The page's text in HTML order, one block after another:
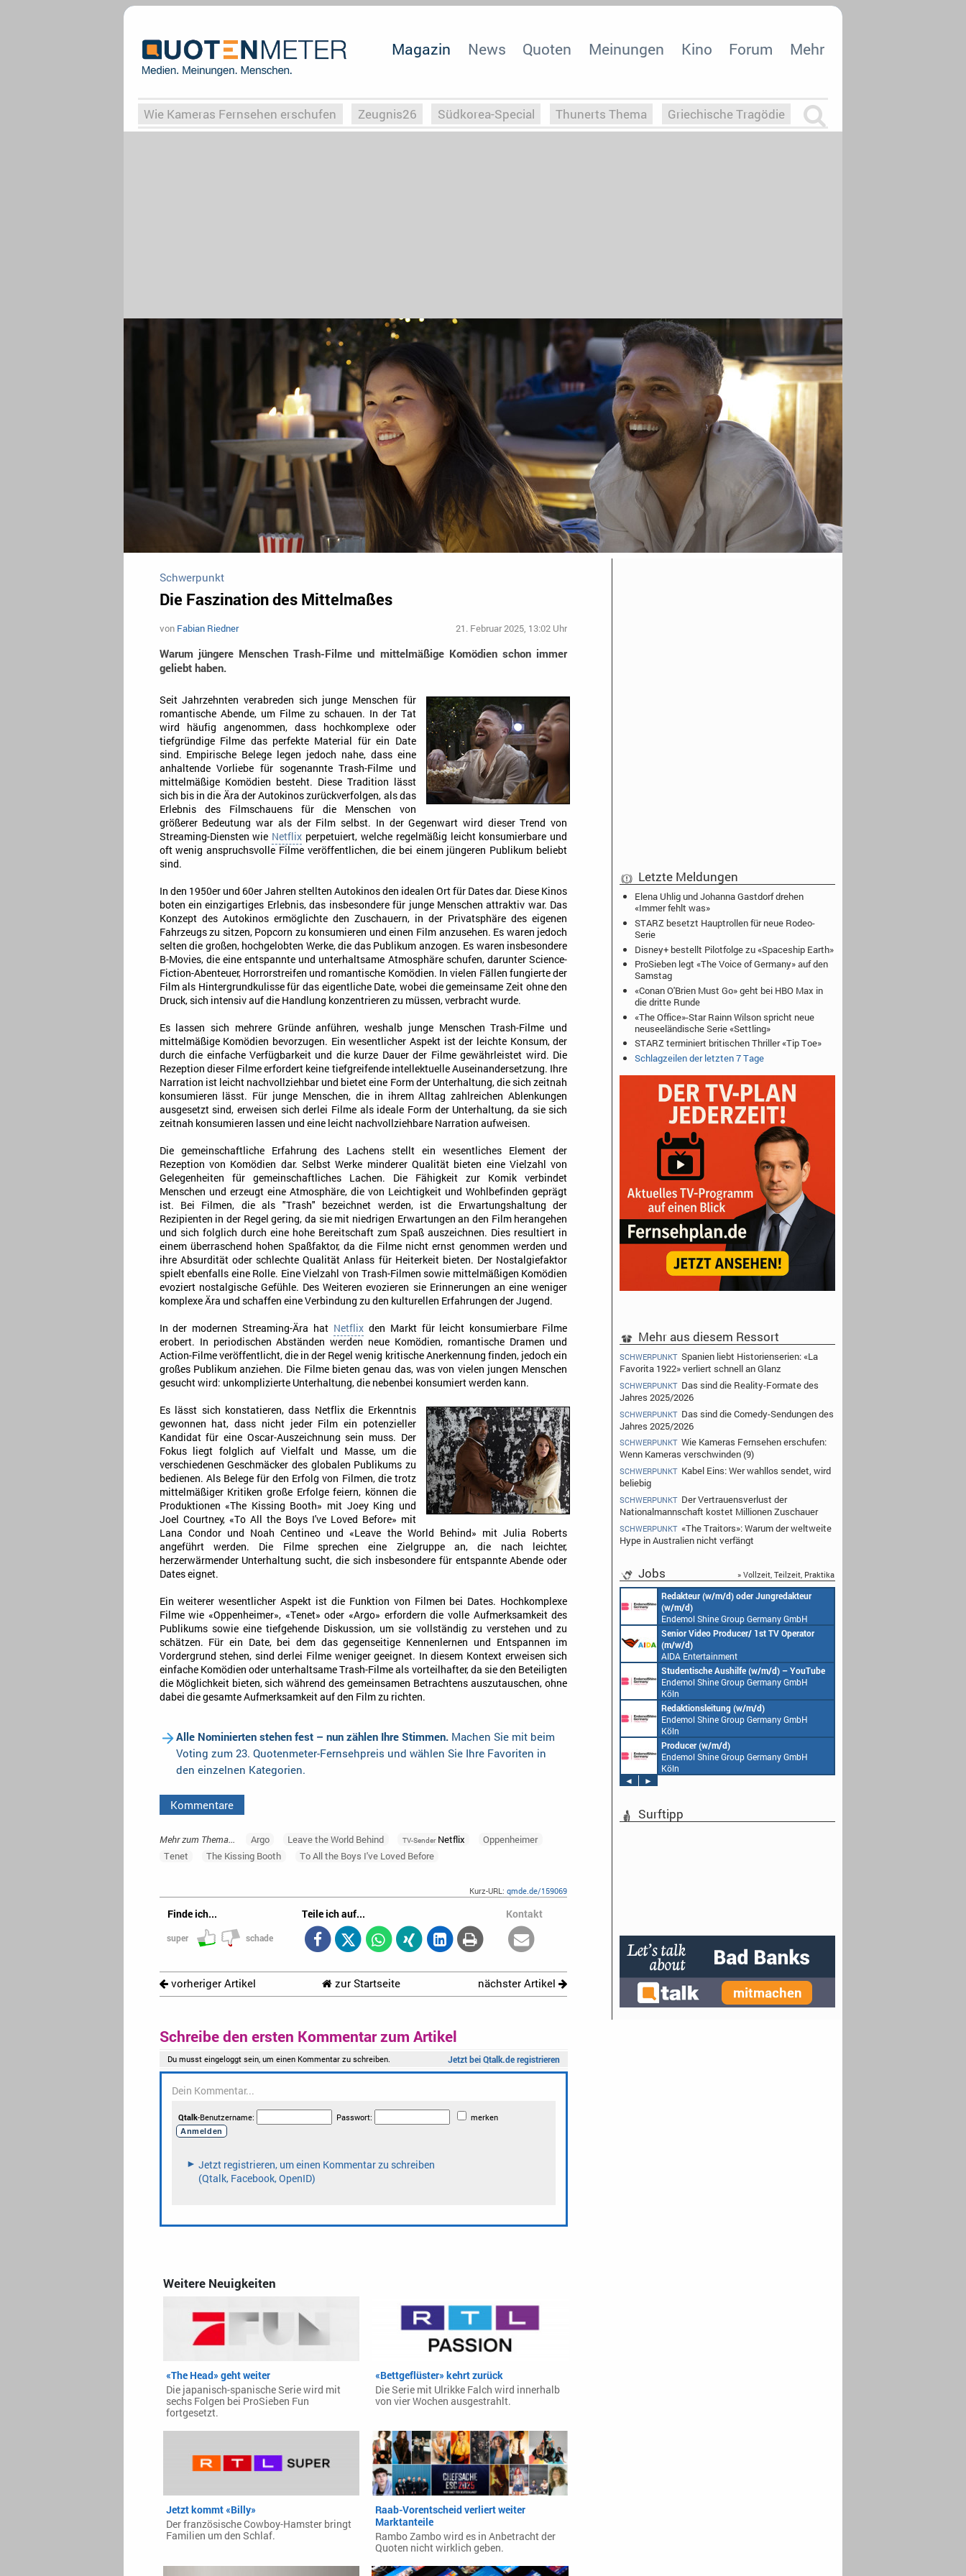
Magazin News Quoten Meinungen Kino Forum Mehr
Wie Kameras Fernsehen erschufen Zeugnis26 Südkorea-Special Thunerts Thema Griechische Tragödie
Schwerpunkt
Die Faszination des Mittelmaßes
von Fabian Riedner 21. Februar 2025, 13:02 Uhr
Warum jüngere Menschen Trash-Filme und mittelmäßige Komödien schon immer
geliebt haben.
Seit Jahrzehnten verabreden sich junge Menschen für
romantische Abende, um Filme zu schauen. In der Tat
wird häufig angenommen, dass hochkomplexe oder
tiefgründige Filme das perfekte Material für ein Date
sind. Empirische Belege legen jedoch nahe, dass eine
anhaltende Vorliebe für sogenannte Trash-Filme und
mittelmäßige Komödien besteht. Diese Tradition lässt
sich bis in die Ära der Autokinos zurückverfolgen, als das
Erlebnis des Filmschauens für die Menschen von
größerer Bedeutung war als der Film selbst. In der Gegenwart wird dieser Trend von
Streaming-Diensten wie Netflix perpetuiert, welche regelmäßig leicht konsumierbare und
oft wenig anspruchsvolle Filme veröffentlichen, die bei einem jüngeren Publikum beliebt
sind.
In den 1950er und 60er Jahren stellten Autokinos den idealen Ort für Dates dar. Diese Kinos
boten ein einzigartiges Erlebnis, das insbesondere für junge Menschen attraktiv war. Das
Konzept des Autokinos ermöglichte den Zuschauern, in der Privatsphäre des eigenen
Fahrzeugs zu sitzen, Popcorn zu konsumieren und einen Film anzusehen. Es waren jedoch
selten die großen, hochgelobten Werke, die das Publikum anzogen. Es waren insbesondere
B-Movies, die eine entspannte und unterhaltsame Atmosphäre schufen, darunter Science-
Fiction-Abenteuer, Horrorstreifen und romantische Komödien. In vielen Fällen fungierte der
Film als Hintergrundkulisse für das eigentliche Date, wobei die gemeinsame Zeit ohne den
Druck, sich intensiv auf die Handlung konzentrieren zu müssen, verbracht wurde.
Es lassen sich mehrere Gründe anführen, weshalb junge Menschen Trash-Filme und
mittelmäßige Komödien bevorzugen. Ein wesentlicher Aspekt ist der leichte Konsum, der
durch die einfache Verfügbarkeit und die kurze Dauer der Filme gewährleistet wird. Die
Rezeption dieser Filme erfordert keine tiefgreifende intellektuelle Auseinandersetzung. Ihre
Narration ist leicht nachvollziehbar und bietet eine Form der Unterhaltung, die sich zeitnah
konsumieren lässt. Für junge Menschen, die in ihrem Alltag zahlreichen Ablenkungen
ausgesetzt sind, erweisen sich derlei Filme als ideale Form der Unterhaltung, da sie sich
zeitnah konsumieren lassen und eine leicht nachvollziehbare Narration aufweisen.
Die gemeinschaftliche Erfahrung des Lachens stellt ein wesentliches Element der
Rezeption von Komödien dar. Selbst Werke minderer Qualität bieten eine Vielzahl von
Gelegenheiten für gemeinschaftliches Lachen. Die Fähigkeit zur Komik verbindet
Menschen und erzeugt eine Atmosphäre, die von Leichtigkeit und Wohlbefinden geprägt
ist. Bei Filmen, die als "Trash" bezeichnet werden, ist die Erwartungshaltung der
Rezipienten in der Regel gering, da sie mit niedrigen Erwartungen an den Film herangehen
und sich folglich durch eine hohe Bereitschaft zum Spaß auszeichnen. Dies resultiert in
einem überraschend hohen Spaßfaktor, da die Filme nicht ernst genommen werden und
ihre Absurdität oder schlechte Qualität Anlass für Heiterkeit bieten. Der Nostalgiefaktor
spielt ebenfalls eine Rolle. Eine Vielzahl von Trash-Filmen sowie mittelmäßigen Komödien
evoziert nostalgische Gefühle. Des Weiteren evozieren sie Erinnerungen an eine weniger
komplexe Ära und schaffen eine Verbindung zu den kulturellen Erfahrungen der Jugend.
In der modernen Streaming-Ära hat Netflixden Markt für leicht konsumierbare Filme
erobert. In periodischen Abständen werden neue Komödien, romantische Dramen und
Action-Filme veröffentlicht, die in der Regel wenig kritische Anerkennung finden, jedoch ein
großes Publikum anziehen. Die Filme bieten genau das, was von vielen jungen Menschen
gesucht wird: unkomplizierte Unterhaltung, die nebenbei konsumiert werden kann.
Es lässt sich konstatieren, dass Netflix die Erkenntnis
gewonnen hat, dass nicht jeder Film ein potenzieller
Kandidat für eine Oscar-Auszeichnung sein muss. Der
Fokus liegt folglich auf Vielfalt und Masse, um die
verschiedenen Geschmäcker des globalen Publikums zu
bedienen. Als Belege für den Erfolg von Filmen, die trotz
mittelmäßiger Kritiken große Erfolge feiern, können die
Produktionen «The Kissing Booth» mit Joey King und
Joel Courtney, «To All the Boys I've Loved Before» mit
Lana Condor und Noah Centineo und «Leave the World Behind» mit Julia Roberts
angeführt werden. Die Filme sprechen eine Zielgruppe an, die nach leichter,
herzerwärmender Unterhaltung sucht, die sich insbesondere für entspannte Abende oder
Dates eignet.
Ein weiterer wesentlicher Aspekt ist die Funktion von Filmen bei Dates. Hochkomplexe
Filme wie «Oppenheimer», «Tenet» oder «Argo» erfordern die volle Aufmerksamkeit des
Publikums sowie eine tiefgehende Diskussion, um sie vollständig zu verstehen und zu
schätzen. Für ein Date, bei dem das gegenseitige Kennenlernen und Entspannen im
Vordergrund stehen, sind derlei Filme weniger geeignet. In diesem Kontext erweisen sich
einfache Komödien oder unterhaltsame Trash-Filme als vorteilhafter, da sie den Beteiligten
die Möglichkeit bieten, sich während des gemeinsamen Betrachtens auszutauschen, ohne
dabei die gesamte Aufmerksamkeit auf den Film zu richten.
Alle Nominierten stehen fest – nun zählen Ihre Stimmen.Machen Sie mit beim
Voting zum 23. Quotenmeter-Fernsehpreis und wählen Sie Ihre Favoriten in
den einzelnen Kategorien.
Kommentare
Mehr zum Thema... Argo Leave the World Behind TV-SenderNetflix
Oppenheimer
Tenet
The Kissing Booth To All the Boys I've Loved Before
Kurz-URL:qmde.de/159069
Finde ich...
super schade
Teile ich auf... Kontakt
vorheriger Artikel zur Startseite nächster Artikel
Schreibe den ersten Kommentar zum Artikel
Weitere Neuigkeiten
«The Head» geht weiter
Die japanisch-spanische Serie wird mit
sechs Folgen bei ProSieben Fun
fortgesetzt.
«Bettgeflüster» kehrt zurück
Die Serie mit Ulrikke Falch wird innerhalb
von vier Wochen ausgestrahlt.
Jetzt kommt «Billy»
Der französische Cowboy-Hamster bringt
Familien um den Schlaf.
Raab-Vorentscheid verliert weiter
Marktanteile
Rambo Zambo wird es in Anbetracht der
Quoten nicht wirklich geben.
Letzte Meldungen
Elena Uhlig und Johanna Gastdorf drehen
«Immer fehlt was»
STARZ besetzt Hauptrollen für neue Rodeo-
Serie
Disney+ bestellt Pilotfolge zu «Spaceship Earth»
ProSieben legt «The Voice of Germany» auf den
Samstag
«Conan O'Brien Must Go» geht bei HBO Max in
die dritte Runde
«The Office»-Star Rainn Wilson spricht neue
neuseeländische Serie «Settling»
STARZ terminiert britischen Thriller «Tip Toe»
Schlagzeilen der letzten 7 Tage
Mehr aus diesem Ressort
SCHWERPUNKT Spanien liebt Historienserien: «La
Favorita 1922» verliert schnell an Glanz
SCHWERPUNKT Das sind die Reality-Formate des
Jahres 2025/2026
SCHWERPUNKT Das sind die Comedy-Sendungen des
Jahres 2025/2026
SCHWERPUNKT Wie Kameras Fernsehen erschufen:
Wenn Kameras verschwinden (9)
SCHWERPUNKT Kabel Eins: Wer wahllos sendet, wird
beliebig
SCHWERPUNKT Der Vertrauensverlust der
Nationalmannschaft kostet Millionen Zuschauer
SCHWERPUNKT «The Traitors»: Warum der weltweite
Hype in Australien nicht verfängt
Jobs » Vollzeit, Teilzeit, Praktika
Pflichtpraktikant (w/m/d) Redaktion
Endemol Shine Group Germany GmbH
Köln
Werkstudent AIDAradio - Marketing (m/w/d)
AIDA Entertainment
Hamburg
Stage Operator / Fachkraft für
Veranstaltungstechnik (m/w/d) -
Schwerpunkt Ton
AIDA Entertainment
an Bord unserer Schiffe
AIDA Entertainment
Redakteur (w/m/d) oder Jungredakteur
(w/m/d)
Endemol Shine Group Germany GmbH
Köln
Senior Video Producer/ 1st TV Operator
(m/w/d)
AIDA Entertainment
an Bord unserer Schiffe
Studentische Aushilfe (w/m/d) – YouTube
Endemol Shine Group Germany GmbH
Köln
Redaktionsleitung (w/m/d)
Endemol Shine Group Germany GmbH
Köln
Producer (w/m/d)
Endemol Shine Group Germany GmbH
Köln
◄
►
Surftipp